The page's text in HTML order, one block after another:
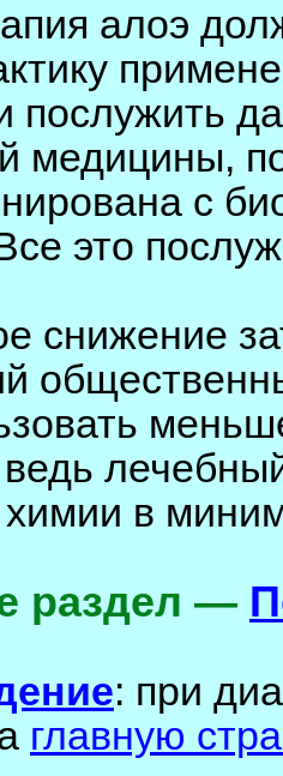
алоэ
послужить
медицины,
с
это
снижение
в
раздел —
: при
главную